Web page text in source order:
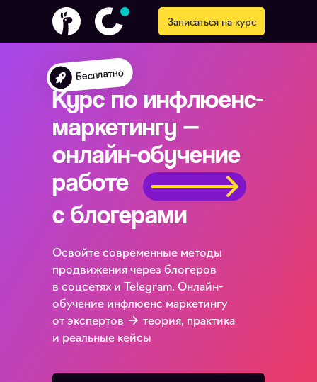
Записаться на курс
Курс по инфлюенс-
маркетингу —
онлайн-обучение
работе
с блогерами
Освойте современные методы
продвижения через блогеров
в соцсетях и Telegram. Онлайн-
обучение инфлюенс маркетингу
от экспертов → теория, практика
и реальные кейсы
Бесплатно